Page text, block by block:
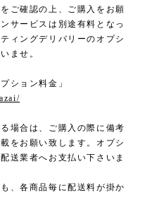
ご確認の上、ご購入をお願
サービスは別途有料となっ
ィングデリバリーのオプシ
ませ。
ション料金」
場合は、ご購入の際に備考
をお願い致します。オプシ
送業者へお支払い下さいま
、各商品毎に配送料が掛か